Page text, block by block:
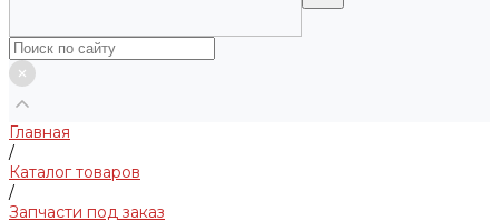
Главная
/
Каталог товаров
/
Запчасти под заказ